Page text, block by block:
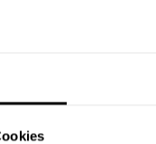
im Innenbereich
beträgt laut